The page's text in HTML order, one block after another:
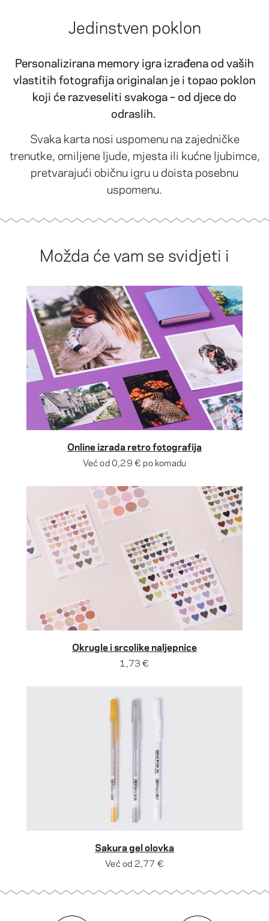
Jedinstven poklon
Personalizirana memory igra izrađena od vaših
vlastitih fotografija originalan je i topao poklon
koji će razveseliti svakoga – od djece do
odraslih.
Svaka karta nosi uspomenu na zajedničke
trenutke, omiljene ljude, mjesta ili kućne ljubimce,
pretvarajući običnu igru u doista posebnu
uspomenu.
Možda će vam se svidjeti i
Online izrada retro fotografija
Već od0,29 € po komadu
Okrugle i srcolike naljepnice
1,73 €
Sakura gel olovka
Već od 2,77 €